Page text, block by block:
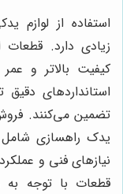
استفاده از لوازم
زیادی دارد. قطعات
کیفیت بالاتر و
استانداردهای
تضمین می‌کنند.
یدک راهسازی شامل
نیازهای فنی و
قطعات با توجه